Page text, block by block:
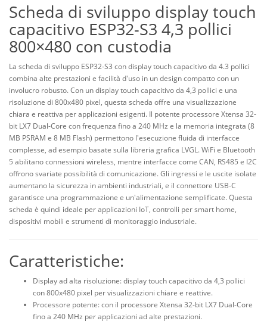
Scheda di sviluppo display touch
capacitivo ESP32-S3 4,3 pollici
800×480 con custodia
La scheda di sviluppo ESP32-S3 con display touch capacitivo da 4.3 pollici
combina alte prestazioni e facilità d'uso in un design compatto con un
involucro robusto. Con un display touch capacitivo da 4,3 pollici e una
risoluzione di 800x480 pixel, questa scheda offre una visualizzazione
chiara e reattiva per applicazioni esigenti. Il potente processore Xtensa 32-
bit LX7 Dual-Core con frequenza fino a 240 MHz e la memoria integrata (8
MB PSRAM e 8 MB Flash) permettono l'esecuzione fluida di interfacce
complesse, ad esempio basate sulla libreria grafica LVGL. WiFi e Bluetooth
5 abilitano connessioni wireless, mentre interfacce come CAN, RS485 e I2C
offrono svariate possibilità di comunicazione. Gli ingressi e le uscite isolate
aumentano la sicurezza in ambienti industriali, e il connettore USB-C
garantisce una programmazione e un'alimentazione semplificate. Questa
scheda è quindi ideale per applicazioni IoT, controlli per smart home,
dispositivi mobili e strumenti di monitoraggio industriale.
Caratteristiche:
Display ad alta risoluzione: display touch capacitivo da 4,3 pollici
con 800x480 pixel per visualizzazioni chiare e reattive.
Processore potente: con il processore Xtensa 32-bit LX7 Dual-Core
fino a 240 MHz per applicazioni ad alte prestazioni.